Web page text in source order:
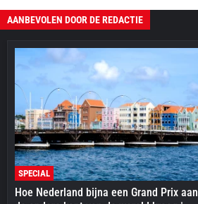
AANBEVOLEN DOOR DE REDACTIE
SPECIAL
Hoe Nederland bijna een Grand Prix aan